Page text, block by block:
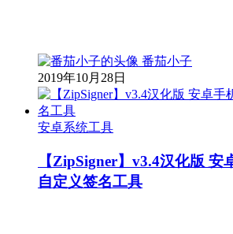
番茄小子
2019年10月28日
安卓系统工具
【ZipSigner】v3.4汉化版
自定义签名工具